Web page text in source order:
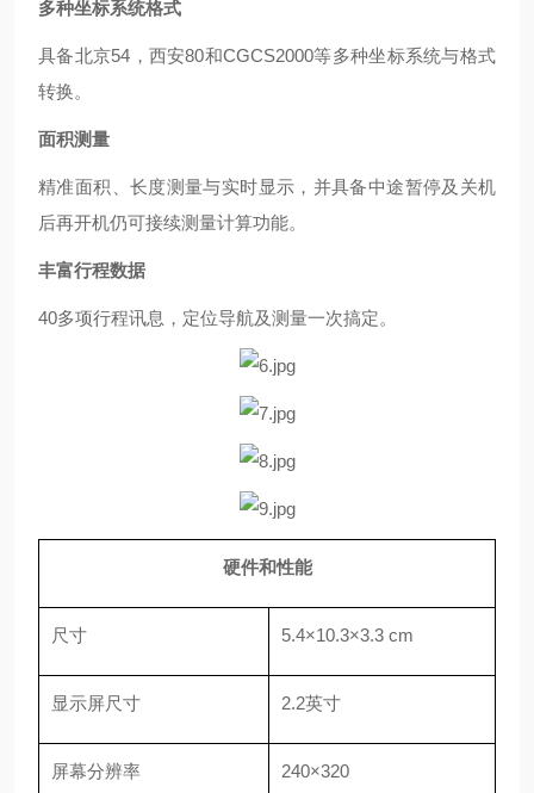
多种坐标系统格式
具备北京54，西安80和CGCS2000等多种坐标系统与格式
转换。
面积测量
精准面积、长度测量与实时显示，并具备中途暂停及关机
后再开机仍可接续测量计算功能。
丰富行程数据
40多项行程讯息，定位导航及测量一次搞定。
硬件和性能
尺寸 5.4×10.3×3.3 cm
显示屏尺寸 2.2英寸
屏幕分辨率 240×320